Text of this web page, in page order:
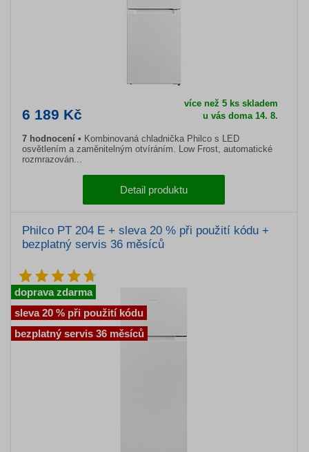
6 189 Kč
více než 5 ks skladem
u vás doma 14. 8.
7 hodnocení
Kombinovaná chladnička Philco s LED
osvětlením a zaměnitelným otvíráním. Low Frost, automatické
rozmrazován...
Detail produktu
Philco PT 204 E + sleva 20 % při použití kódu +
bezplatný servis 36 měsíců
doprava zdarma
sleva 20 % při použití kódu
bezplatný servis 36 měsíců